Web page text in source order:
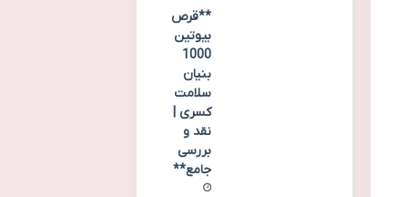
**قرص
بیوتین
1000
بنیان
سلامت
کسری |
نقد و
بررسی
جامع**